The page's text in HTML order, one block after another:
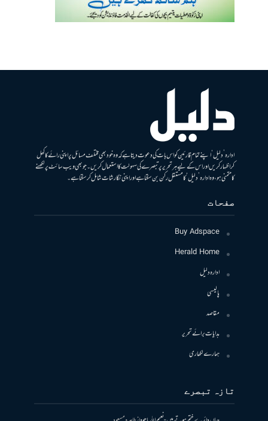
ادارہ ’دلیل‘ اپنے تمام قارئین کو اس بات کی دعوت دیتا ہے کہ وہ خود بھی مختلف مسائل پر اپنی رائے کا کھل
کر اظہار کریں اور اس کے لیے ہر تحریر پر تبصرے کی سہولت کا استعمال کریں۔ جو بھی ویب سائٹ پر لکھنے
کا متمنی ہو، وہ ادارہ ’دلیل‘ کا مستقل رکن بن سکتا ہے اور اپنی نگارشات شامل کرسکتا ہے۔
صفحات
Buy Adspace
Herald Home
ادارہ دلیل
پالیسی
مقاصد
ہدایات برائے تحریر
ہمارے لکھاری
تازہ تبصرے